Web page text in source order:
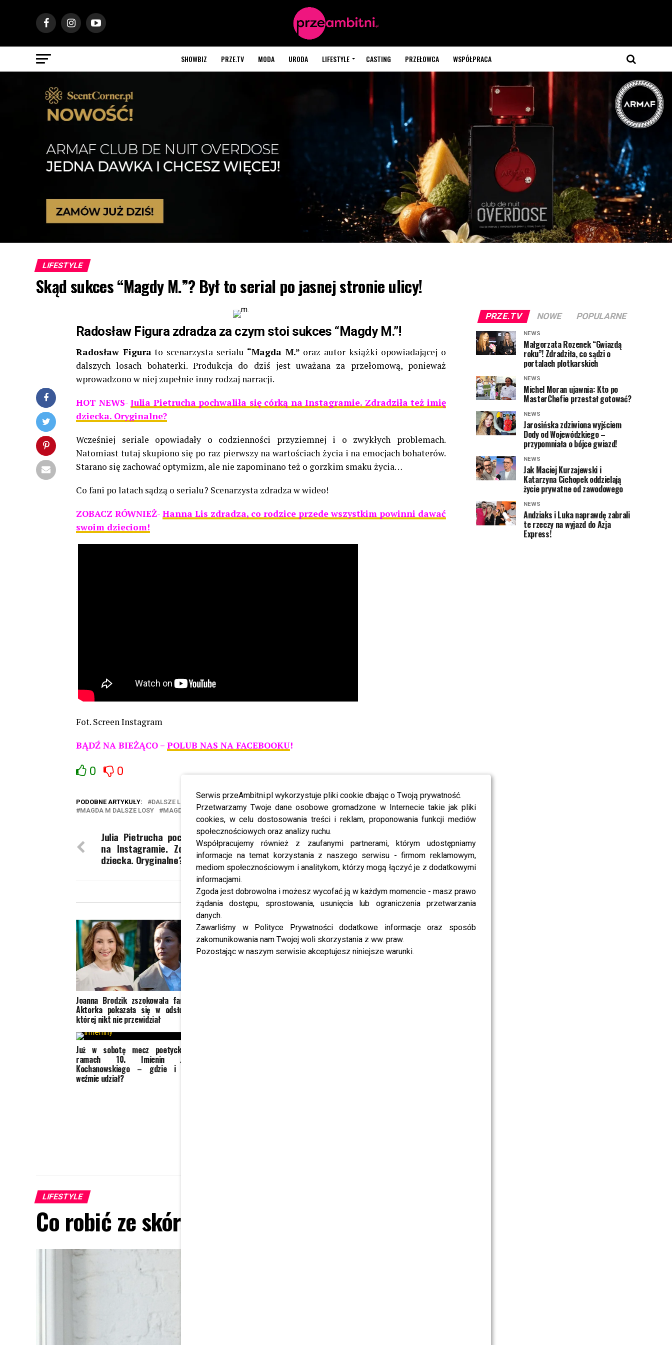
Serwis przeAmbitni.pl wykorzystuje pliki cookie dbając o Twoją prywatność.
Przetwarzamy Twoje dane osobowe gromadzone w Internecie takie jak pliki
cookies, w celu dostosowania treści i reklam, proponowania funkcji mediów
społecznościowych oraz analizy ruchu.
Współpracujemy również z zaufanymi partnerami, którym udostępniamy
informacje na temat korzystania z naszego serwisu - firmom reklamowym,
mediom społecznościowym i analitykom, którzy mogą łączyć je z dodatkowymi
informacjami.
Zgoda jest dobrowolna i możesz wycofać ją w każdym momencie - masz prawo
żądania dostępu, sprostowania, usunięcia lub ograniczenia przetwarzania
danych.
Zawarliśmy w Polityce Prywatności dodatkowe informacje oraz sposób
zakomunikowania nam Twojej woli skorzystania z ww. praw.
Pozostając w naszym serwisie akceptujesz niniejsze warunki.
SHOWBIZ PRZE.TV MODA URODA LIFESTYLE CASTING PRZEŁOWCA WSPÓŁPRACA
LIFESTYLE
Skąd sukces “Magdy M.”? Był to serial po jasnej stronie ulicy!
Radosław Figura zdradza za czym stoi sukces “Magdy M.”!
Radosław Figurato scenarzysta serialu “Magda M.” oraz autor książki opowiadającej o
dalszych losach bohaterki. Produkcja do dziś jest uważana za przełomową, ponieważ
wprowadzono w niej zupełnie inny rodzaj narracji.
HOT NEWS-Julia Pietrucha pochwaliła się córką na Instagramie. Zdradziła też imię
dziecka. Oryginalne?
Wcześniej seriale opowiadały o codzienności przyziemnej i o zwykłych problemach.
Natomiast tutaj skupiono się po raz pierwszy na wartościach życia i na emocjach bohaterów.
Starano się zachować optymizm, ale nie zapominano też o gorzkim smaku życia…
Co fani po latach sądzą o serialu? Scenarzysta zdradza w wideo!
ZOBACZ RÓWNIEŻ- Hanna Lis zdradza, co rodzice przede wszystkim powinni dawać
swoim dzieciom!
Fot. Screen Instagram
BĄDŹ NA BIEŻĄCO – POLUB NAS NA FACEBOOKU!
0 0
PODOBNE ARTYKUŁY: DALSZE LOSY MAGDY M JOANNA BRODZIK JOANNA BRODZIK MAGDA M
MAGDA M
MAGDA M DALSZE LOSY
MAGDA M KSIĄŻKA RADOSŁAW FIGURA
Ojciec Meghan Markle znowu szokuje!
Córka będzie mu miała za złe te
słowa?
Julia Pietrucha pochwaliła się córką
na Instagramie. Zdradziła też imię
dziecka. Oryginalne?
WYBRANE DLA CIEBIE
Joanna Brodzik zszokowała fanów.
Aktorka pokazała się w odsłonie,
której nikt nie przewidział
Już w sobotę mecz poetycki w
ramach 10. Imienin Jana
Kochanowskiego – gdzie i kto
weźmie udział?
LIFESTYLE
Co robić ze skórą bezpośrednio po goleniu?
PRZE.TV NOWE POPULARNE
NEWS
Małgorzata Rozenek “Gwiazdą
roku”! Zdradziła, co sądzi o
portalach plotkarskich
NEWS
Michel Moran ujawnia: Kto po
MasterChefie przestał gotować?
NEWS
Jarosińska zdziwiona wyjściem
Dody od Wojewódzkiego –
przypomniała o bójce gwiazd!
NEWS
Jak Maciej Kurzajewski i
Katarzyna Cichopek oddzielają
życie prywatne od zawodowego
NEWS
Andziaks i Luka naprawdę zabrali
te rzeczy na wyjazd do Azja
Express!